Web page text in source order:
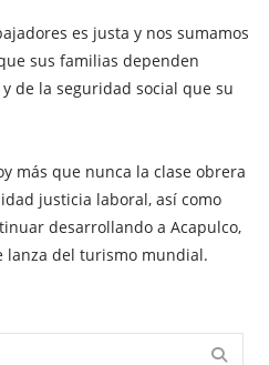
es justa y nos sumamos
sus familias dependen
de la seguridad social que su
más que nunca la clase obrera
justicia laboral, así como
desarrollando a Acapulco,
lanza del turismo mundial.